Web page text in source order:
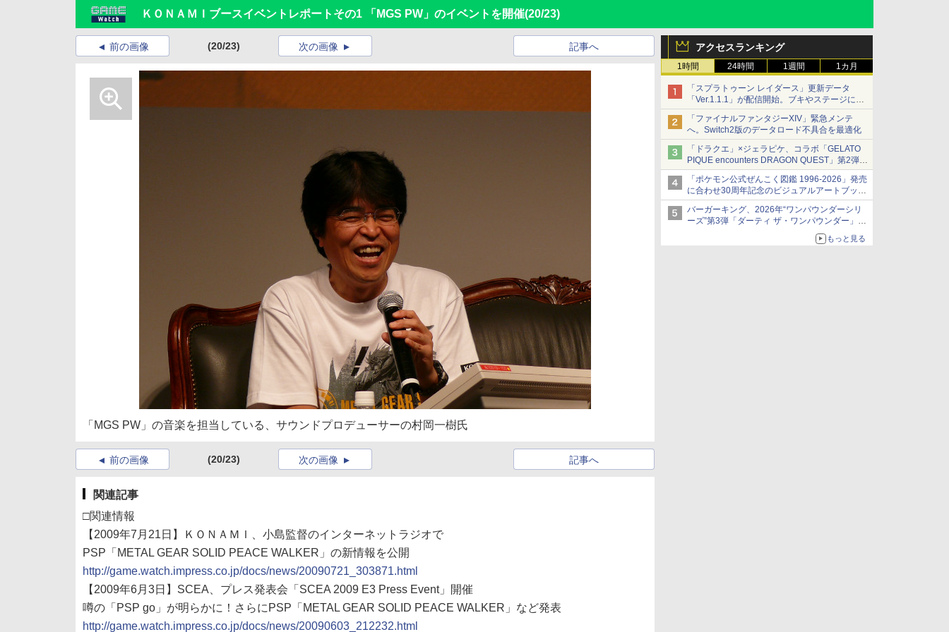
ＫＯＮＡＭＩブースイベントレポートその1 「MGS PW」のイベントを開催(20/23)
アクセスランキング
1時間 24時間 1週間 1カ月
「スプラトゥーン レイダース」更新データ
「Ver.1.1.1」が配信開始。ブキやステージに関
する不具合を修正
「ファイナルファンタジーXIV」緊急メンテ
へ。Switch2版のデータロード不具合を最適化
「ドラクエ」×ジェラピケ、コラボ「GELATO
PIQUE encounters DRAGON QUEST」第2弾が
本日発売
アイスカップに入ったスライムやわたぼう、ベ
ビーサタンなどがオリジナルアートで登場
「ポケモン公式ぜんこく図鑑 1996-2026」発売
に合わせ30周年記念のビジュアルアートブック
3冊同時発売が決定
バーガーキング、2026年“ワンパウンダーシリ
ーズ”第3弾「ダーティ ザ・ワンパウンダー」を
「特製ガーリックマヨソース」を使用した超大
もっと見る
前の画像 (20/23) 記事へ
次の画像
「MGS PW」の音楽を担当している、サウンドプロデューサーの村岡一樹氏
前の画像 (20/23) 記事へ
次の画像
関連記事
□関連情報
【2009年7月21日】ＫＯＮＡＭＩ、小島監督のインターネットラジオで
PSP「METAL GEAR SOLID PEACE WALKER」の新情報を公開
http://game.watch.impress.co.jp/docs/news/20090721_303871.html
【2009年6月3日】SCEA、プレス発表会「SCEA 2009 E3 Press Event」開催
噂の「PSP go」が明らかに！さらにPSP「METAL GEAR SOLID PEACE WALKER」など発表
http://game.watch.impress.co.jp/docs/news/20090603_212232.html